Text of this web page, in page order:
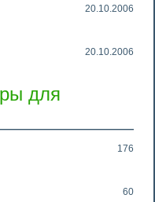
20.10.2006
20.10.2006
для
176
60